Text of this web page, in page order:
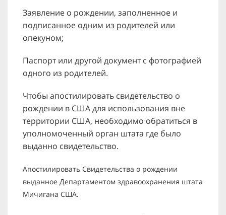
Заявление о рождении, заполненное и
подписанное одним из родителей или
опекуном;
Паспорт или другой документ с фотографией
одного из родителей.
Чтобы апостилировать свидетельство о
рождении в США для использования вне
территории США, необходимо обратиться в
уполномоченный орган штата где было
выданно свидетельство.
Апостилировать Свидетельства о рождении
выданное Департаментом здравоохранения штата
Мичигана США.